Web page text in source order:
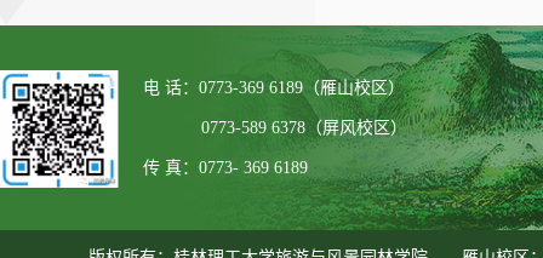
电 话：0773-369 6189（雁山校区）
0773-589 6378（屏风校区）
传 真：0773- 369 6189